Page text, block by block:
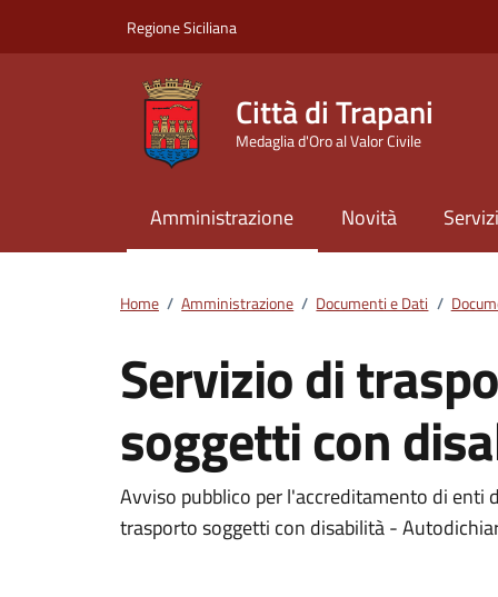
Regione Siciliana
Città di Trapani
Medaglia d'Oro al Valor Civile
Amministrazione Novità Servizi
Home / Amministrazione / Documenti e Dati /
Servizio di
soggetti con
Dettagli del
Avviso pubblico per l'accreditamento di enti
trasporto soggetti con disabilità -